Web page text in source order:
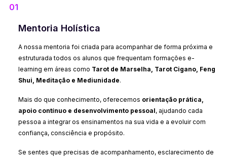
01
Mentoria Holística
A nossa mentoria foi criada para acompanhar de forma próxima e
estruturada todos os alunos que frequentam formações e-
learning em áreas como Tarot de Marselha, Tarot Cigano, Feng
Shui, Meditação e Mediunidade.
Mais do que conhecimento, oferecemos orientação prática,
apoio contínuo e desenvolvimento pessoal, ajudando cada
pessoa a integrar os ensinamentos na sua vida e a evoluir com
confiança, consciência e propósito.
Se sentes que precisas de acompanhamento, esclarecimento de